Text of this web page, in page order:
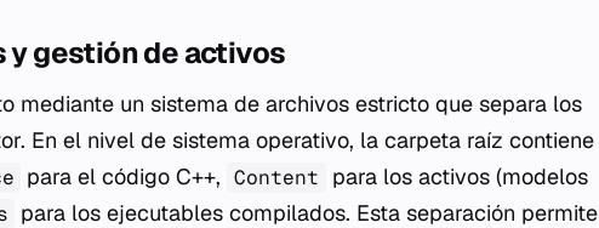
gestión de activos
mediante un sistema de archivos estricto que separa los
En el nivel de sistema operativo, la carpeta raíz contiene
para el código C++, Content
para los activos (modelos
para los ejecutables compilados. Esta separación permite